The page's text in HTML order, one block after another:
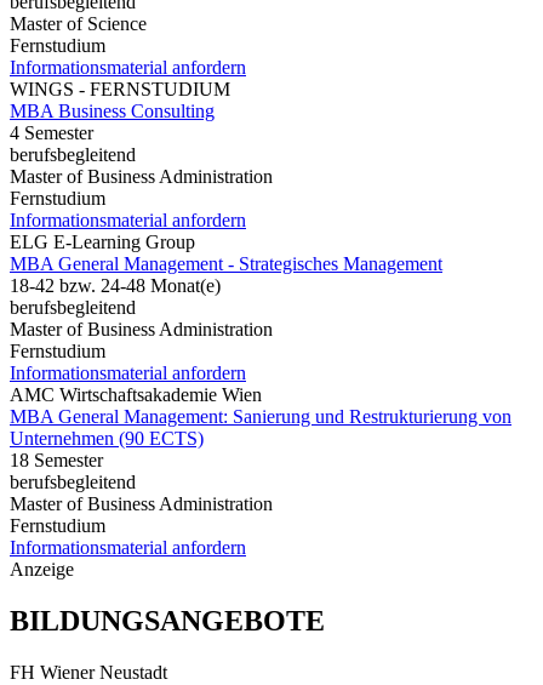
Master of Science
Fernstudium
Informationsmaterial anfordern
WINGS - FERNSTUDIUM
MBA Business Consulting
4 Semester
berufsbegleitend
Master of Business Administration
Fernstudium
Informationsmaterial anfordern
ELG E-Learning Group
MBA General Management - Strategisches Management
18-42 bzw. 24-48 Monat(e)
berufsbegleitend
Master of Business Administration
Fernstudium
Informationsmaterial anfordern
AMC Wirtschaftsakademie Wien
MBA General Management: Sanierung und Restrukturierung von
Unternehmen (90 ECTS)
18 Semester
berufsbegleitend
Master of Business Administration
Fernstudium
Informationsmaterial anfordern
Anzeige
BILDUNGSANGEBOTE
FH Wiener Neustadt